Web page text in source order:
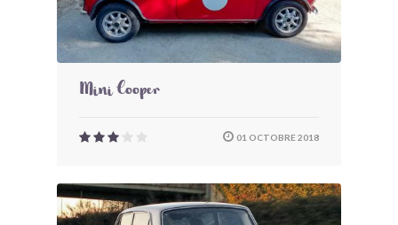
Mini Cooper
01 OCTOBRE 2018